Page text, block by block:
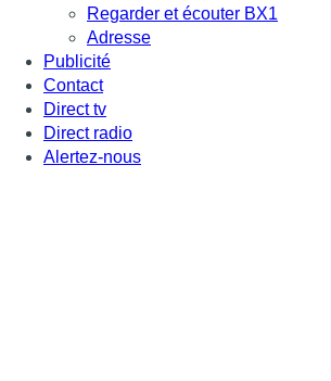
Regarder et écouter BX1
Adresse
Publicité
Contact
Direct tv
Direct radio
Alertez-nous